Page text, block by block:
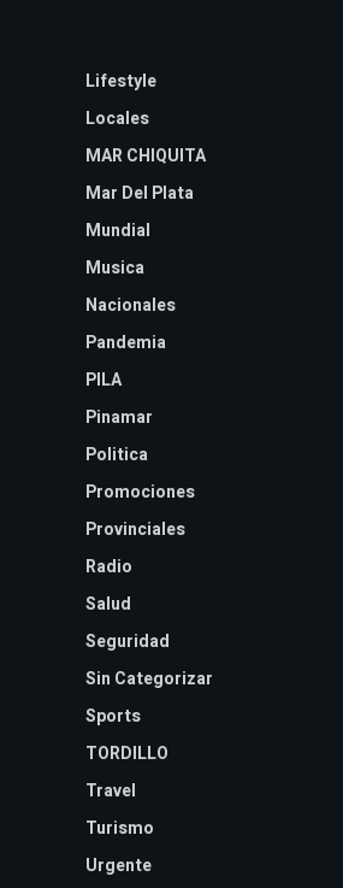
Lifestyle
Locales
MAR CHIQUITA
Mar Del Plata
Mundial
Musica
Nacionales
Pandemia
PILA
Pinamar
Politica
Promociones
Provinciales
Radio
Salud
Seguridad
Sin Categorizar
Sports
TORDILLO
Travel
Turismo
Urgente